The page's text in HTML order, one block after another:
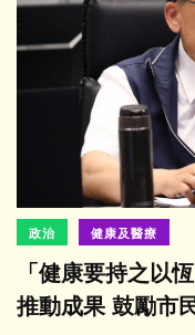
政治 健康及醫療
「健康要持之以
推動成果 鼓勵市